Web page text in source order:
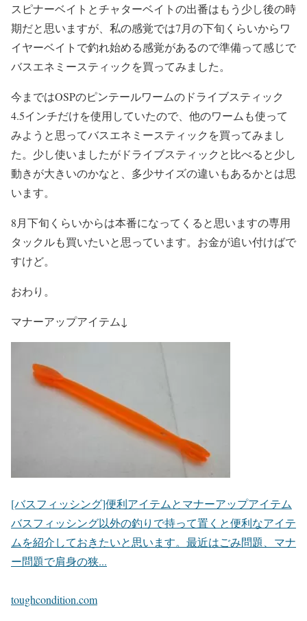
スピナーベイトとチャターベイトの出番はもう少し後の時
期だと思いますが、私の感覚では7月の下旬くらいからワ
イヤーベイトで釣れ始める感覚があるので準備って感じで
バスエネミースティックを買ってみました。
今まではOSPのピンテールワームのドライブスティック
4.5インチだけを使用していたので、他のワームも使って
みようと思ってバスエネミースティックを買ってみまし
た。少し使いましたがドライブスティックと比べると少し
動きが大きいのかなと、多少サイズの違いもあるかとは思
います。
8月下旬くらいからは本番になってくると思いますの専用
タックルも買いたいと思っています。お金が追い付けばで
すけど。
おわり。
マナーアップアイテム↓
[バスフィッシング]便利アイテムとマナーアップアイテム
バスフィッシング以外の釣りで持って置くと便利なアイテ
ムを紹介しておきたいと思います。最近はごみ問題、マナ
ー問題で肩身の狭...
toughcondition.com